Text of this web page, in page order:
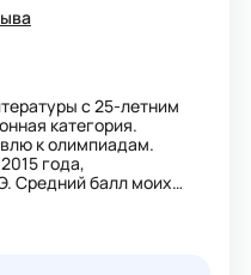
с 25-летним
категория.
к олимпиадам.
года,
Средний балл моих
подход к